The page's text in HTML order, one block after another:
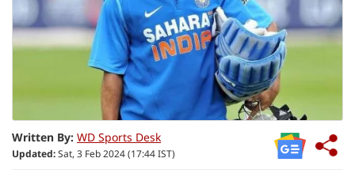
Written By: WD Sports Desk
Updated:Sat, 3 Feb 2024 (17:44 IST)